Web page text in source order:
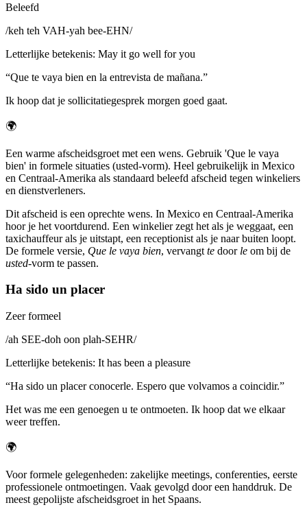
Beleefd
/keh teh VAH-yah bee-EHN/
Letterlijke betekenis: May it go well for you
“Que te vaya bien en la entrevista de mañana.”
Ik hoop dat je sollicitatiegesprek morgen goed gaat.
🌍
Een warme afscheidsgroet met een wens. Gebruik 'Que le vaya
bien' in formele situaties (usted-vorm). Heel gebruikelijk in Mexico
en Centraal-Amerika als standaard beleefd afscheid tegen winkeliers
en dienstverleners.
Dit afscheid is een oprechte wens. In Mexico en Centraal-Amerika
hoor je het voortdurend. Een winkelier zegt het als je weggaat, een
taxichauffeur als je uitstapt, een receptionist als je naar buiten loopt.
De formele versie, Que le vaya bien, vervangt te door le om bij de
usted-vorm te passen.
Ha sido un placer
Zeer formeel
/ah SEE-doh oon plah-SEHR/
Letterlijke betekenis: It has been a pleasure
“Ha sido un placer conocerle. Espero que volvamos a coincidir.”
Het was me een genoegen u te ontmoeten. Ik hoop dat we elkaar
weer treffen.
🌍
Voor formele gelegenheden: zakelijke meetings, conferenties, eerste
professionele ontmoetingen. Vaak gevolgd door een handdruk. De
meest gepolijste afscheidsgroet in het Spaans.